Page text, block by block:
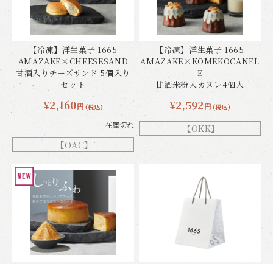
【冷凍】洋生菓子 1665
AMAZAKE×CHEESESAND
甘酒入りチーズサンド 5個入り
セット
¥2,160円 (税込)
在庫切れ
【OAC】
【冷凍】洋生菓子 1665
AMAZAKE×KOMEKOCANEL
E
甘酒米粉入カヌレ4個入
¥2,592円 (税込)
【OKK】